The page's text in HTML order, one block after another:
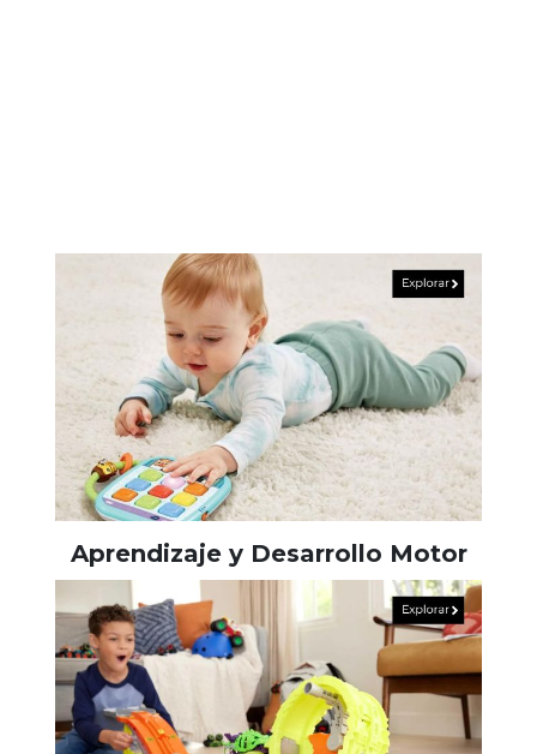
Aprendizaje y Desarrollo Motor